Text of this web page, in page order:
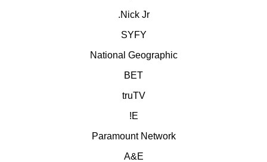
Nick Jr.
SYFY
National Geographic
BET
truTV
E!
Paramount Network
A&E